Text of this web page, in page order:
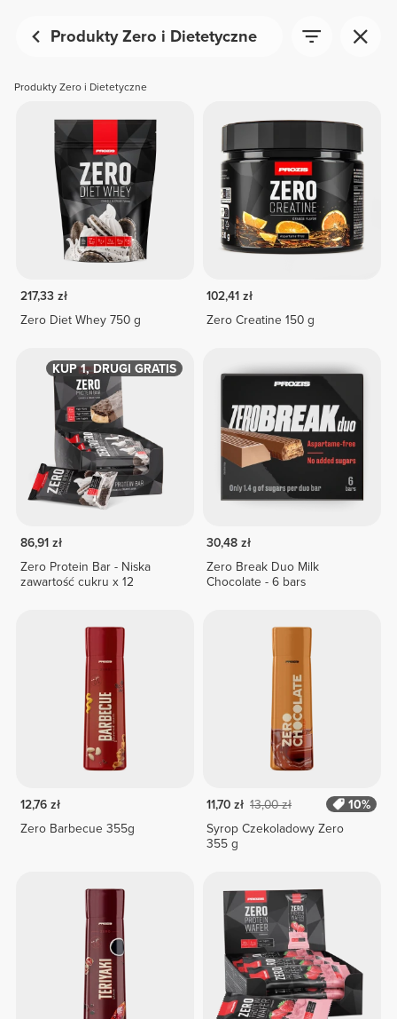
Produkty Zero i Dietetyczne
Produkty Zero i Dietetyczne
217,33 zł
Zero Diet Whey 750 g
102,41 zł
Zero Creatine 150 g
KUP 1, DRUGI GRATIS
86,91 zł
Zero Protein Bar - Niska
zawartość cukru x 12
30,48 zł
Zero Break Duo Milk
Chocolate - 6 bars
12,76 zł
Zero Barbecue 355g
11,70 zł 13,00 zł
10%
Syrop Czekoladowy Zero
355 g